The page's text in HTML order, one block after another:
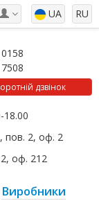
RU
UA
дзвінок
пов. 2, оф. 2
оф. 212
Виробники